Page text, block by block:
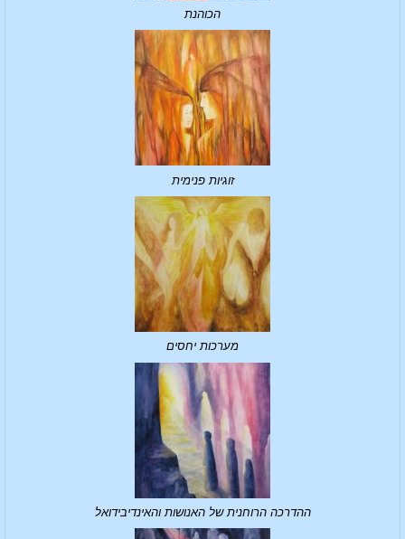
הכוהנת
זוגיות פנימית
מערכות יחסים
ההדרכה הרוחנית של האנושות והאינדיבידואל